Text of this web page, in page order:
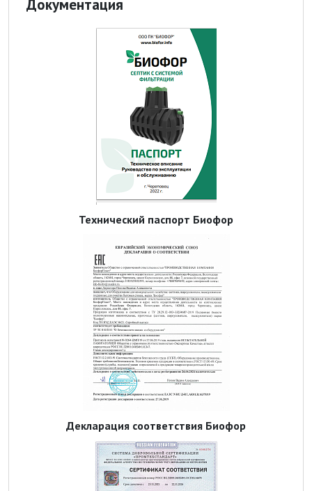
Документация
Технический паспорт Биофор
Декларация соответствия Биофор